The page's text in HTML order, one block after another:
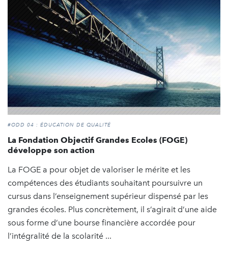
#ODD 04 : ÉDUCATION DE QUALITÉ
La Fondation Objectif Grandes Ecoles (FOGE)
développe son action
La FOGE a pour objet de valoriser le mérite et les
compétences des étudiants souhaitant poursuivre un
cursus dans l’enseignement supérieur dispensé par les
grandes écoles. Plus concrètement, il s’agirait d’une aide
sous forme d’une bourse financière accordée pour
l’intégralité de la scolarité ...